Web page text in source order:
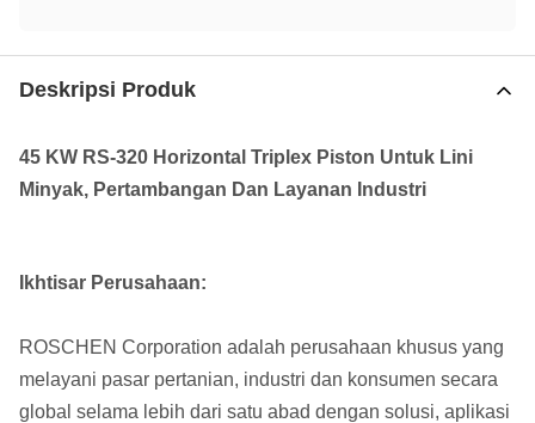
Deskripsi Produk
45 KW RS-320 Horizontal Triplex Piston Untuk Lini
Minyak, Pertambangan Dan Layanan Industri
Ikhtisar Perusahaan:
ROSCHEN Corporation adalah perusahaan khusus yang
melayani pasar pertanian, industri dan konsumen secara
global selama lebih dari satu abad dengan solusi, aplikasi